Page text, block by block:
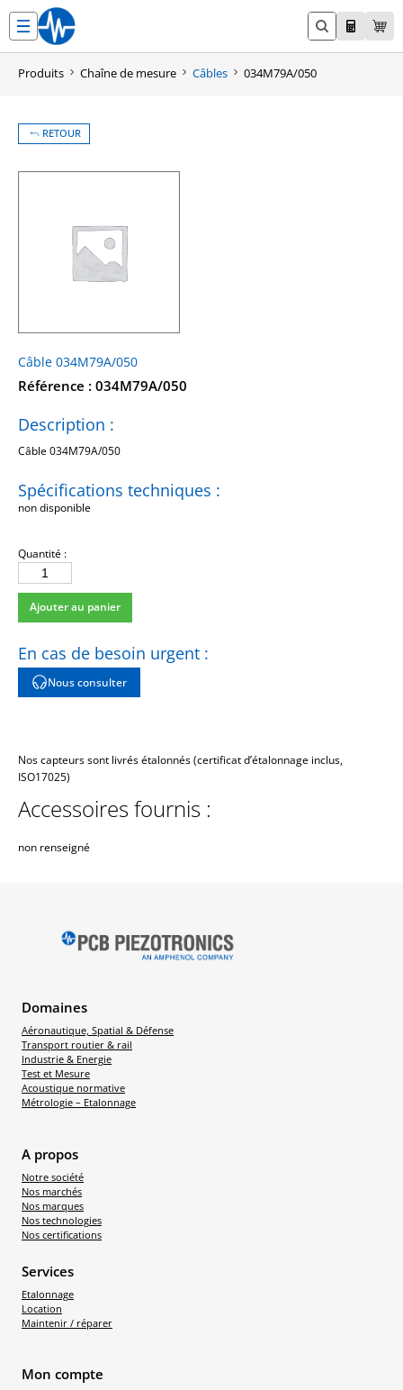
contenu
Produits Chaîne de mesure Câbles 034M79A/050
RETOUR
Câble 034M79A/050
Référence : 034M79A/050
Spécifications techniques :
non disponible
Description :
Câble 034M79A/050
Quantité :
quantité
de
034M79A/050
Ajouter au panier
En cas de besoin urgent :
Nous consulter
Nos capteurs sont livrés étalonnés (certificat d’étalonnage inclus,
ISO17025)
Accessoires fournis :
non renseigné
Domaines
Aéronautique, Spatial & Défense
Transport routier & rail
Industrie & Energie
Test et Mesure
Acoustique normative
Métrologie – Etalonnage
A propos
Notre société
Nos marchés
Nos marques
Nos technologies
Nos certifications
Services
Etalonnage
Location
Maintenir / réparer
Mon compte